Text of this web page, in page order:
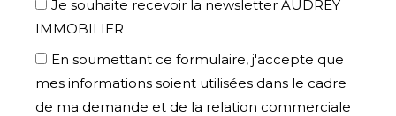
Je souhaite recevoir la newsletter AUDREY
IMMOBILIER
En soumettant ce formulaire, j'accepte que
mes informations soient utilisées dans le cadre
de ma demande et de la relation commerciale